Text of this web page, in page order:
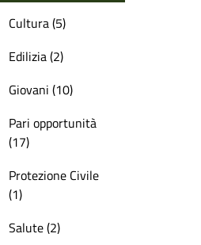
Cultura (5)
Edilizia (2)
Giovani (10)
Pari opportunità
(17)
Protezione Civile
(1)
Salute (2)